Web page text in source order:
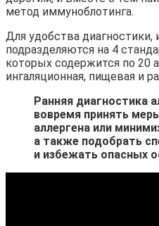
метод иммуноблотинга.
Для удобства диагностики,
подразделяются на 4
которых содержится по 20
ингаляционная, пищевая и
Ранняя диагностика
вовремя принять
аллергена или
а также подобрать
и избежать опасных